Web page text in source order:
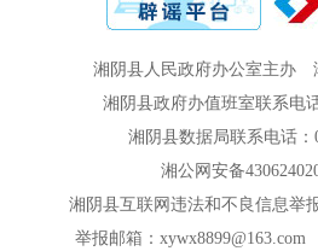
湘阴县人民政府办公室主办
湘阴县政府办值班室联系电
湘阴县数据局联系电话：
湘公网安备
湘阴县互联网违法和不良信息举
举报邮箱：xywx8899@163.com